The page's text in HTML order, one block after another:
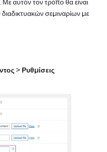
σεμιναρίων με
> Ρυθμίσεις